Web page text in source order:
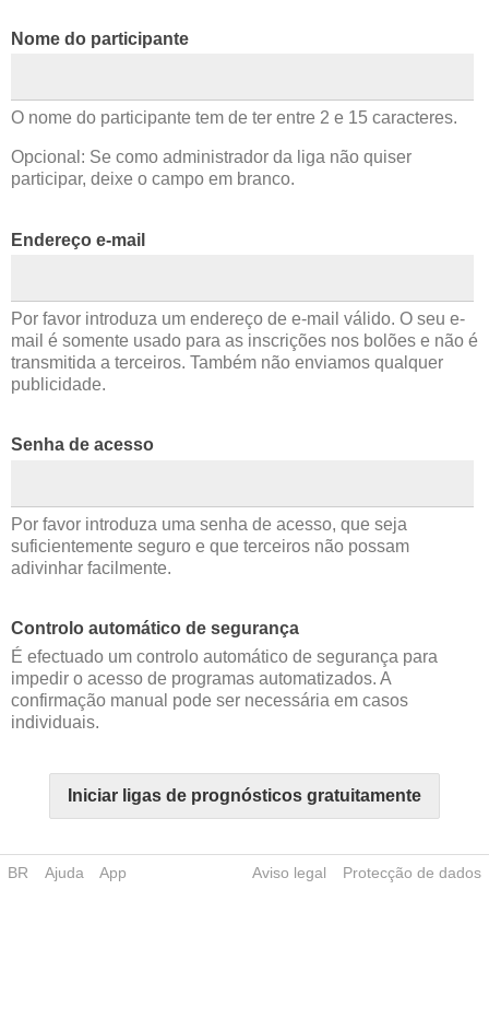
Nome do participante
O nome do participante tem de ter entre 2 e 15 caracteres.
Opcional: Se como administrador da liga não quiser
participar, deixe o campo em branco.
Endereço e-mail
Por favor introduza um endereço de e-mail válido. O seu e-
mail é somente usado para as inscrições nos bolões e não é
transmitida a terceiros. Também não enviamos qualquer
publicidade.
Senha de acesso
Por favor introduza uma senha de acesso, que seja
suficientemente seguro e que terceiros não possam
adivinhar facilmente.
Controlo automático de segurança
É efectuado um controlo automático de segurança para
impedir o acesso de programas automatizados. A
confirmação manual pode ser necessária em casos
individuais.
Iniciar ligas de prognósticos gratuitamente
BR Ajuda App Aviso legal Protecção de dados